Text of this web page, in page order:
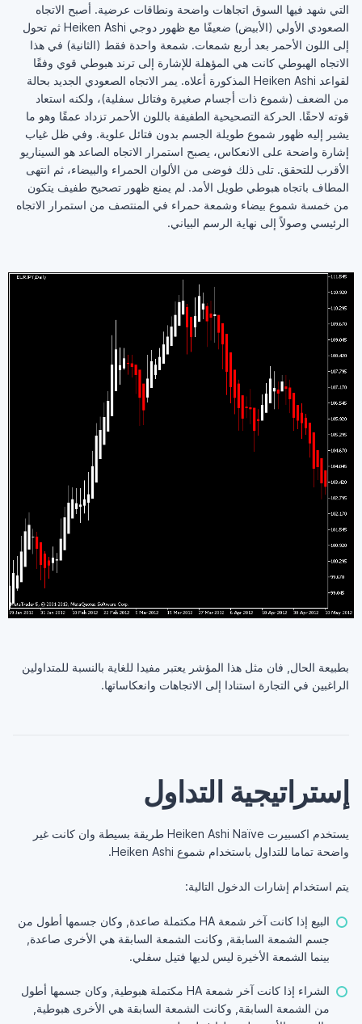
التي شهد فيها السوق اتجاهات واضحة ونطاقات عرضية. أصبح الاتجاه
الصعودي الأولي (الأبيض) ضعيفًا مع ظهور دوجي Heiken Ashi ثم تحول
إلى اللون الأحمر بعد أربع شمعات. شمعة واحدة فقط (الثانية) في هذا
الاتجاه الهبوطي كانت هي المؤهلة للإشارة إلى ترند هبوطي قوي وفقًا
لقواعد Heiken Ashi المذكورة أعلاه. يمر الاتجاه الصعودي الجديد بحالة
من الضعف (شموع ذات أجسام صغيرة وفتائل سفلية)، ولكنه استعاد
قوته لاحقًا. الحركة التصحيحية الطفيفة باللون الأحمر تزداد عمقًا وهو ما
يشير إليه ظهور شموع طويلة الجسم بدون فتائل علوية. وفي ظل غياب
إشارة واضحة على الانعكاس، يصبح استمرار الاتجاه الصاعد هو السيناريو
الأقرب للتحقق. تلى ذلك فوضى من الألوان الحمراء والبيضاء، ثم انتهى
المطاف باتجاه هبوطي طويل الأمد. لم يمنع ظهور تصحيح طفيف يتكون
من خمسة شموع بيضاء وشمعة حمراء في المنتصف من استمرار الاتجاه
الرئيسي وصولاً إلى نهاية الرسم البياني.
بطبيعة الحال, فان مثل هذا المؤشر يعتبر مفيدا للغاية بالنسبة للمتداولين
الراغبين في التجارة استنادا إلى الاتجاهات وانعكاساتها.
إستراتيجية التداول
يستخدم اكسبيرت Heiken Ashi Naïve طريقة بسيطة وان كانت غير
واضحة تماما للتداول باستخدام شموع Heiken Ashi.
يتم استخدام إشارات الدخول التالية:
البيع إذا كانت آخر شمعة HA مكتملة صاعدة, وكان جسمها أطول من
جسم الشمعة السابقة, وكانت الشمعة السابقة هي الأخرى صاعدة,
بينما الشمعة الأخيرة ليس لديها فتيل سفلي.
الشراء إذا كانت آخر شمعة HA مكتملة هبوطية, وكان جسمها أطول
من الشمعة السابقة, وكانت الشمعة السابقة هي الأخرى هبوطية,